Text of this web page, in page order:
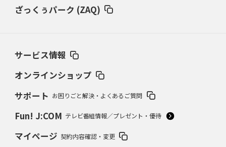
ざっくぅパーク (ZAQ)
サービス情報
オンラインショップ
サポート お困りごと解決・よくあるご質問
Fun! J:COM テレビ番組情報／プレゼント・優待
マイページ 契約内容確認・変更